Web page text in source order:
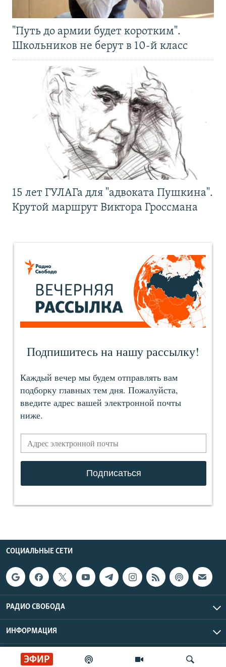
ЭФИР
"Путь до армии будет коротким".
Школьников не берут в 10-й класс
15 лет ГУЛАГа для "адвоката Пушкина".
Крутой маршрут Виктора Гроссмана
СОЦИАЛЬНЫЕ СЕТИ
РАДИО СВОБОДА
ИНФОРМАЦИЯ
Радио Свобода © 2026 RFE/RL, Inc. | Все права защищены.